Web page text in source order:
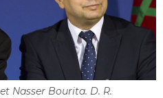
Nasser Bourita. D. R.